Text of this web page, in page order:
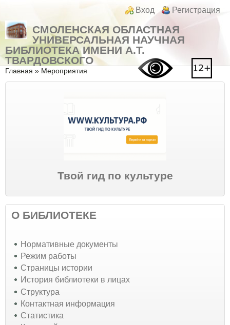
Перейти к основному содержанию
Login links
Вход Регистрация
СМОЛЕНСКАЯ ОБЛАСТНАЯ
УНИВЕРСАЛЬНАЯ НАУЧНАЯ
БИБЛИОТЕКА ИМЕНИ А.Т.
ТВАРДОВСКОГО
Вы здесь
Главная » Мероприятия
Твой гид по культуре
О БИБЛИОТЕКЕ
Нормативные документы
Режим работы
Страницы истории
История библиотеки в лицах
Структура
Контактная информация
Статистика